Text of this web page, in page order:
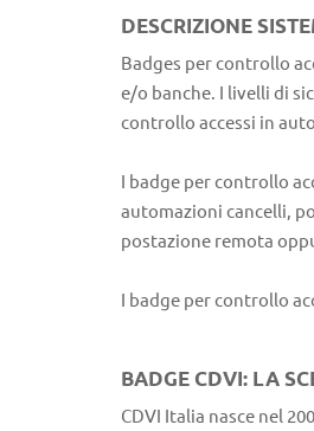
DESCRIZIONE
Badges per controllo
e/o banche. I livelli di
controllo accessi in
I badge per controllo
automazioni cancelli,
postazione remota
I badge per controllo
BADGE CDVI: LA
CDVI Italia nasce nel